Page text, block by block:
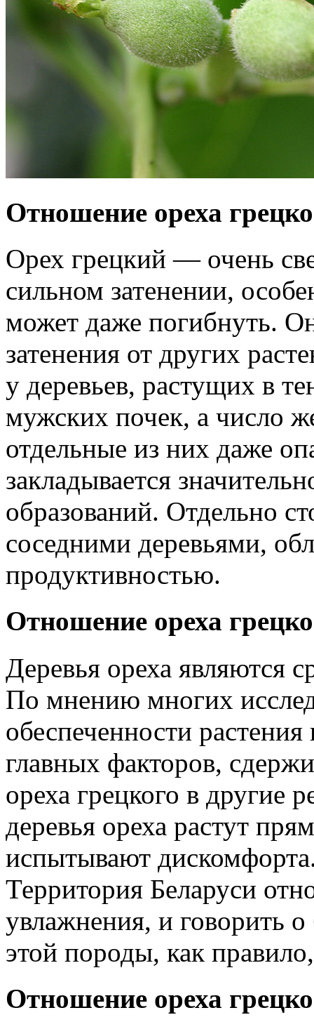
Отношение ореха
Орех грецкий — очень
сильном затенении,
может даже погибнуть.
затенения от других
у деревьев, растущих в
мужских почек, а число
отдельные из них даже
закладывается
образований. Отдельно
соседними деревьями,
продуктивностью.
Отношение ореха
Деревья ореха являются
По мнению многих
обеспеченности
главных факторов,
ореха грецкого в другие
деревья ореха растут
испытывают
Территория Беларуси
увлажнения, и говорить
этой породы, как
Отношение ореха